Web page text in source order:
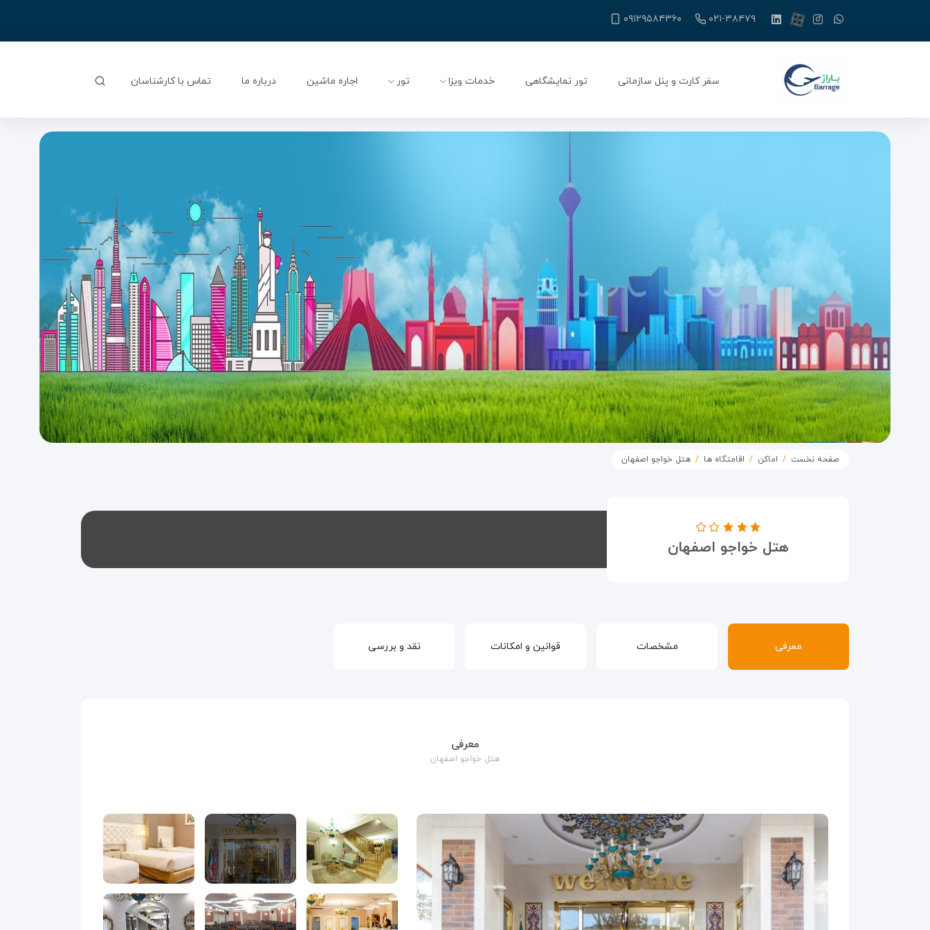
۰۲۱-۳۸۴۷۹ ۰۹۱۲۹۵۸۴۳۶۰
سفر کارت و پنل سازمانی تور نمایشگاهی خدمات ویزا تور اجاره ماشین درباره ما تماس با کارشناسان
صفحه نخست اماکن اقامتگاه ها هتل خواجو اصفهان
هتل خواجو اصفهان
معرفی مشخصات قوانین و امکانات نقد و بررسی
معرفی
هتل خواجو اصفهان